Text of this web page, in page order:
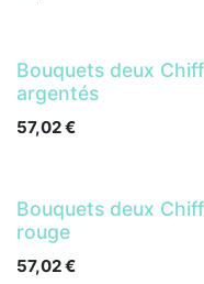
Bouquets deux
argentés
57,02€
Bouquets deux
rouge
57,02€